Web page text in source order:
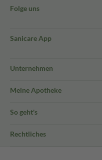
Folge uns
Sanicare App
Unternehmen
Meine Apotheke
So geht's
Rechtliches